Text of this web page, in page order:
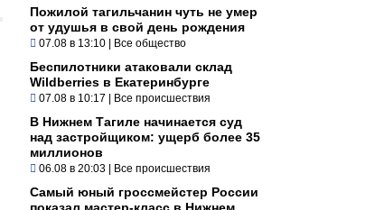
Пожилой тагильчанин чуть не умер
от удушья в свой день рождения
07.08 в 13:10 | Все общество
Беспилотники атаковали склад
Wildberries в Екатеринбурге
07.08 в 10:17 | Все происшествия
В Нижнем Тагиле начинается суд
над застройщиком: ущерб более 35
миллионов
06.08 в 20:03 | Все происшествия
Самый юный гроссмейстер России
показал мастер-класс в Нижнем